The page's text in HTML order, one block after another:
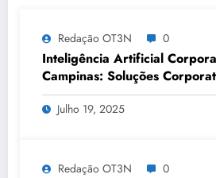
Redação OT3N 0
Inteligência Artificial
Campinas: Soluções
OT3N Brasil – Guia 3083
Julho 19, 2025
Redação OT3N 0